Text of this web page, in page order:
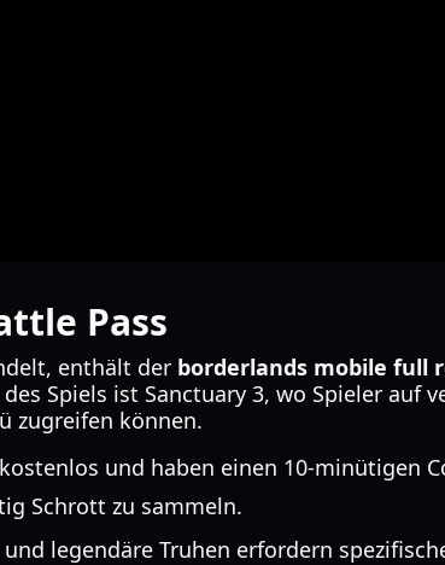
Pass
enthält der borderlands mobile full
Spiels ist Sanctuary 3, wo Spieler auf
zugreifen können.
und haben einen 10-minütigen
Schrott zu sammeln.
legendäre Truhen erfordern